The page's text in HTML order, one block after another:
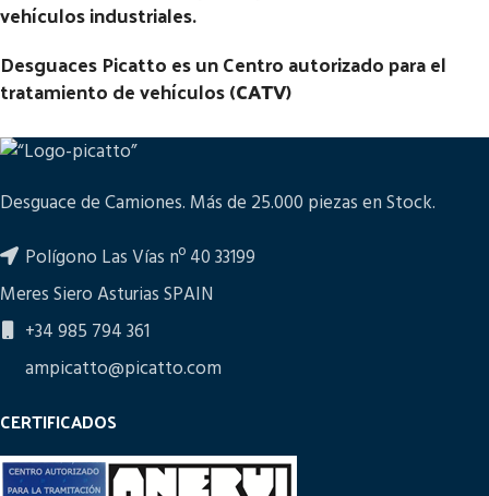
vehículos industriales.
Desguaces Picatto es un Centro autorizado para el
tratamiento de vehículos (CATV)
Desguace de Camiones. Más de 25.000 piezas en Stock.
Polígono Las Vías nº 40 33199
Meres Siero Asturias SPAIN
+34 985 794 361
ampicatto@picatto.com
CERTIFICADOS